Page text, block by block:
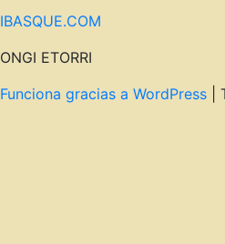
IBASQUE.COM
ONGI ETORRI
Funciona gracias a WordPress